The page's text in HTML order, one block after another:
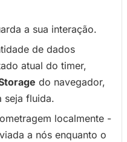
a sua interação.
de dados
atual do timer,
do navegador,
seja fluida.
localmente -
a nós enquanto o